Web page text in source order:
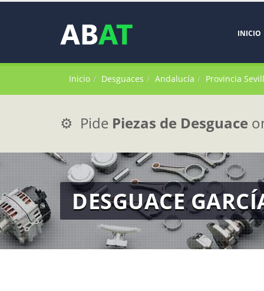
INICIO
Inicio Desguaces Andalucía Provincia
⚙️ Pide Piezas de Desguace
DESGUACE